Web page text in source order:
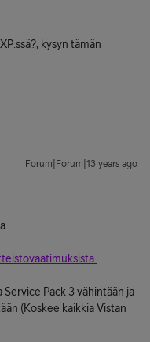
kysyn tämän
Forum|Forum|13 years ago
Pack 3 vähintään ja
(Koskee kaikkia Vistan